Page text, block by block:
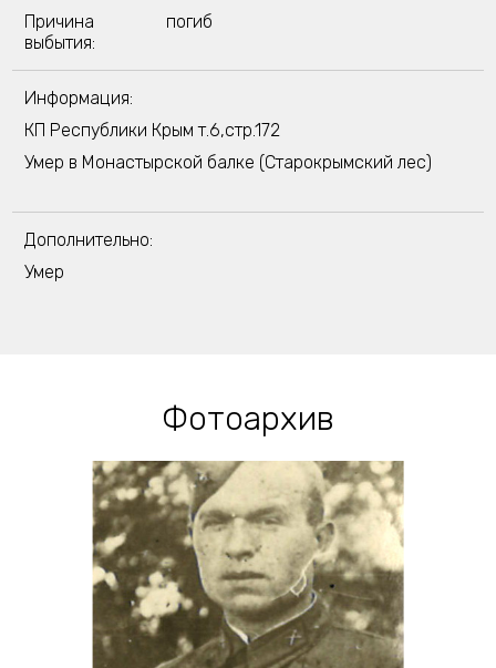
Причина
выбытия:
погиб
Информация:
КП Республики Крым т.6,стр.172
Умер в Монастырской балке (Старокрымский лес)
Дополнительно:
Умер
Фотоархив